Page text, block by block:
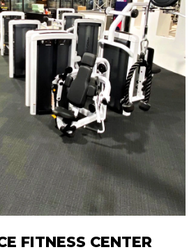
FITNESS CENTER